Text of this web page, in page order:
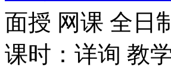
面授 网课 全日
课时：详询 教